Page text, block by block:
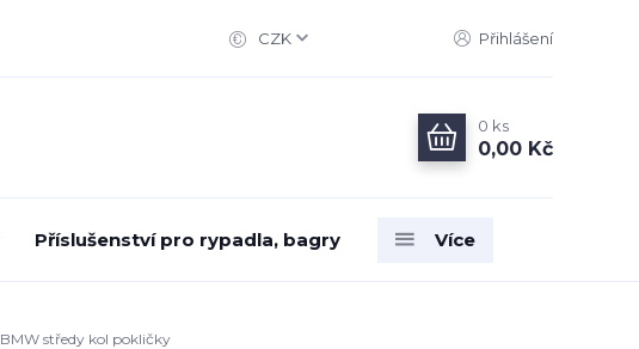
CZK Přihlášení
0 ks
0,00 Kč
Příslušenství pro rypadla, bagry Více
BMW středy kol pokličky